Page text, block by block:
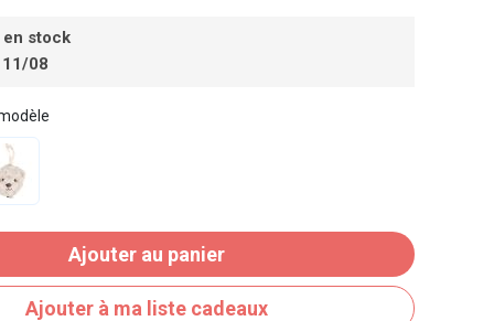
en stock
08
Ajouter au panier
Ajouter à ma liste cadeaux